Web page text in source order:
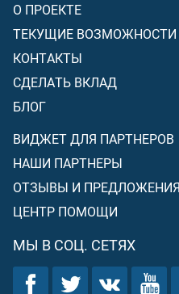
О ПРОЕКТЕ
ТЕКУЩИЕ ВОЗМОЖНОСТИ
КОНТАКТЫ
СДЕЛАТЬ ВКЛАД
БЛОГ
ВИДЖЕТ ДЛЯ ПАРТНЕРОВ
НАШИ ПАРТНЕРЫ
ОТЗЫВЫ И ПРЕДЛОЖЕНИЯ
ЦЕНТР ПОМОЩИ
МЫ В СОЦ. СЕТЯХ